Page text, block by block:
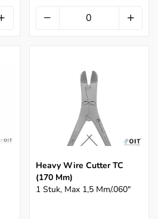
Heavy Wire Cutter TC
(170 Mm)
1 Stuk, Max 1,5 Mm/.060"